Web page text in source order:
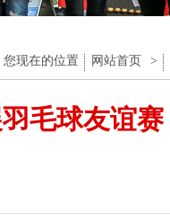
您现在的位置 网站首页 >
毛球友谊赛